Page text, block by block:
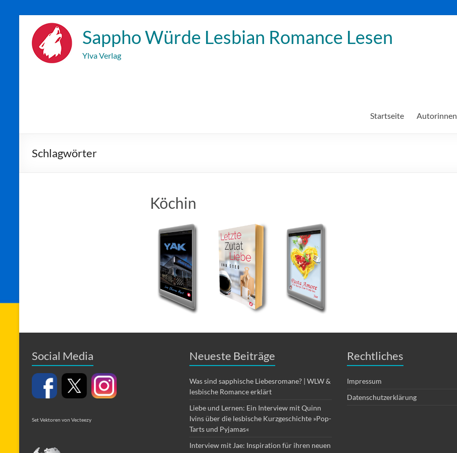
Inhalt
wechseln
Sappho Würde Lesbian Romance Lesen
Ylva Verlag
Startseite Autorinnen
Schlagwörter
Köchin
Social Media
Set Vektoren von Vecteezy
Neueste Beiträge
Was sind sapphische Liebesromane? | WLW &
lesbische Romance erklärt
Liebe und Lernen: Ein Interview mit Quinn
Ivins über die lesbische Kurzgeschichte »Pop-
Tarts und Pyjamas«
Interview mit Jae: Inspiration für ihren neuen
Rechtliches
Impressum
Datenschutzerklärung